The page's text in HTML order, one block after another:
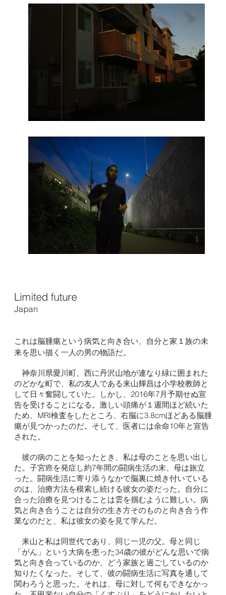
Limited future
Japan
これは脳腫瘍という病気と向き合い、自分と家１族の未
来を思い描く一人の男の物語だ。
神奈川県愛川町、西に丹沢山地が連なり緑に囲まれた
のどかな町で、私の友人である来山輝昌は小学校教師と
して日々奮闘していた。しかし、2016年7月予期せぬ宣
告を受けることになる。激しい頭痛が１週間ほど続いた
ため、MRI検査をしたところ、右脳に3.8cmほどある脳腫
瘍が見つかったのだ。そして、医者には余命10年と宣告
された。
彼の病のことを知ったとき、私は母のことを思い出し
た。子宮癌を発症し約7年間の闘病生活の末、母は旅立
った。闘病生活に寄り添うなかで脳裏に焼き付いている
のは、治療方法を模索し続ける彼女の姿だった。自分に
合った治療を見つけることは雲を掴むように難しい。病
気と向き合うことは自分の生き方そのものと向き合う作
業なのだと、私は彼女の姿を見て学んだ。
来山と私は同世代であり、同じ一児の父。母と同じ
「がん」という大病を患った34歳の彼がどんな思いで病
気と向き合っているのか、どう家族と過ごしているのか
知りたくなった。そして、彼の闘病生活に写真を通して
関わろうと思った。それは、母に対して何もできなかっ